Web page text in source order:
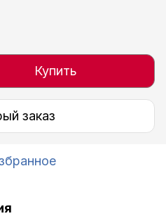
Купить
заказ